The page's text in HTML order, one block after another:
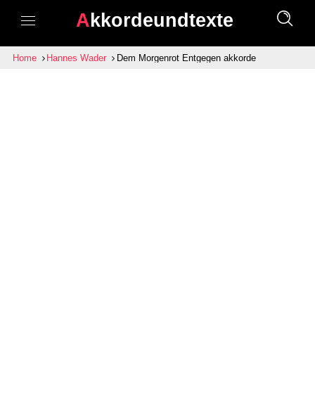
Akkordeundtexte
Home Hannes Wader Dem Morgenrot Entgegen akkorde